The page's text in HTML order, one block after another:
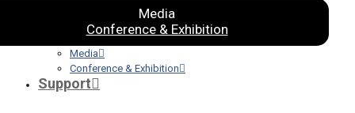
Media
Conference & Exhibition
Media
Conference & Exhibition
Support